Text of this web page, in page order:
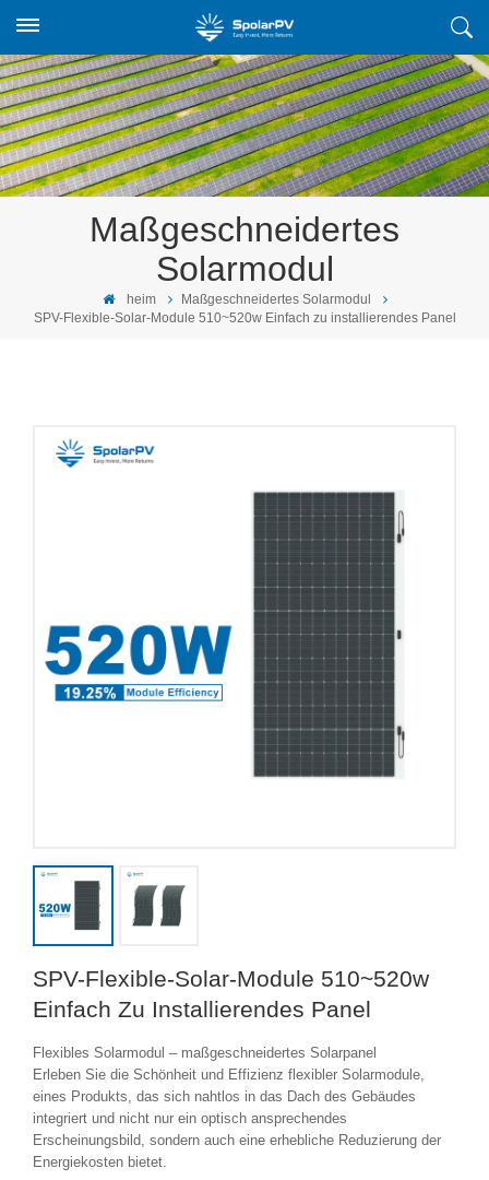
Maßgeschneidertes
Solarmodul
heim
Maßgeschneidertes Solarmodul
SPV-Flexible-Solar-Module 510~520w Einfach zu installierendes Panel
SPV-Flexible-Solar-Module 510~520w
Einfach Zu Installierendes Panel
Flexibles Solarmodul – maßgeschneidertes Solarpanel
Erleben Sie die Schönheit und Effizienz flexibler Solarmodule,
eines Produkts, das sich nahtlos in das Dach des Gebäudes
integriert und nicht nur ein optisch ansprechendes
Erscheinungsbild, sondern auch eine erhebliche Reduzierung der
Energiekosten bietet.